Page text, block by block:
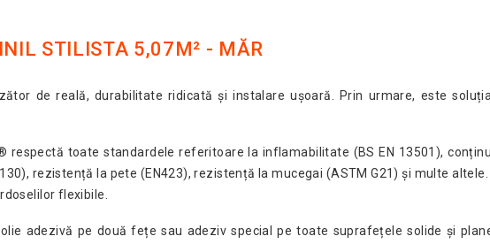
Pardoseală din
Pardoseală din
Pardoseală din vinil
STILISTA 5,07M² - MĂR
de reală, durabilitate ridicată și instalare ușoară. Prin urmare, este
respectă toate standardele referitoare la inflamabilitate (BS EN 13501),
rezistență la pete (EN423), rezistență la mucegai (ASTM G21) și multe
flexibile.
adezivă pe două fețe sau adeziv special pe toate suprafețele solide și